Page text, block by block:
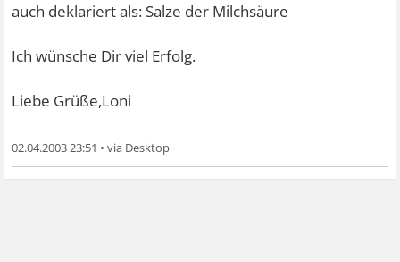
auch deklariert als: Salze der Milchsäure
Ich wünsche Dir viel Erfolg.
Liebe Grüße,Loni
02.04.2003 23:51 •